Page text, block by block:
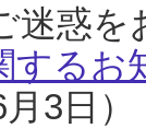
迷惑
するお
3日）